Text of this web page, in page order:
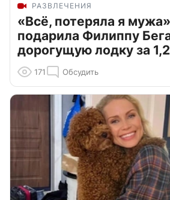
РАЗВЛЕЧЕНИЯ
«Всё, потеряла я
подарила Филиппу
дорогущую лодку за
171 Обсудить